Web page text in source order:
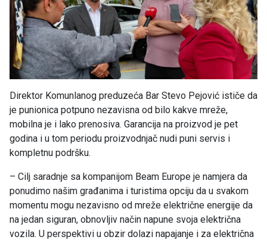
Direktor Komunlanog preduzeća Bar Stevo Pejović ističe da
je punionica potpuno nezavisna od bilo kakve mreže,
mobilna je i lako prenosiva. Garancija na proizvod je pet
godina i u tom periodu proizvodnjač nudi puni servis i
kompletnu podršku.
– Cilj saradnje sa kompanijom Beam Europe je namjera da
ponudimo našim građanima i turistima opciju da u svakom
momentu mogu nezavisno od mreže električne energije da
na jedan siguran, obnovljiv način napune svoja električna
vozila. U perspektivi u obzir dolazi napajanje i za električna